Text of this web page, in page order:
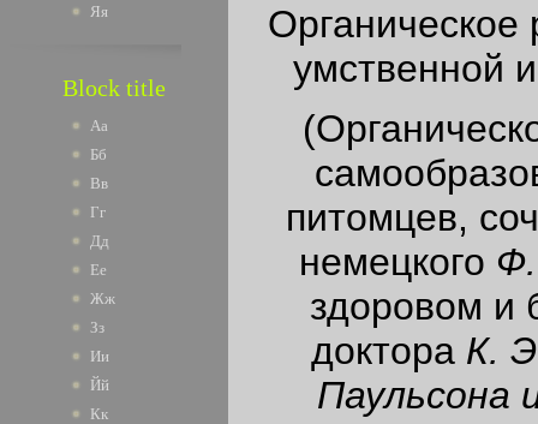
Яя
Block title
Аа
Бб
Вв
Гг
Дд
Ее
Жж
Зз
Ии
Йй
Кк
Органическое
умственной
питомцев,
немецкого
здоровом и
доктора К.
Паульсона